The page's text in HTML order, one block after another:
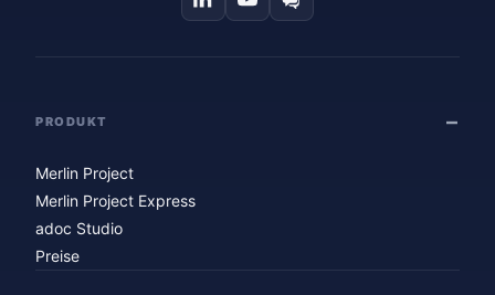
PRODUKT
Merlin Project
Merlin Project Express
adoc Studio
Preise